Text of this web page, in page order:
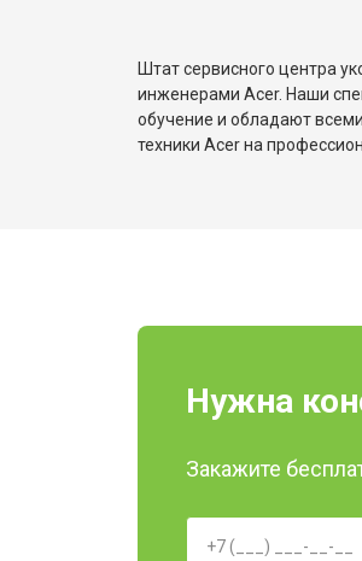
Замена
Замена камеры
Штат сервисного центра
инженерами Acer. Наши
обучение и обладают
техники Acer на
Нужна
Закажите